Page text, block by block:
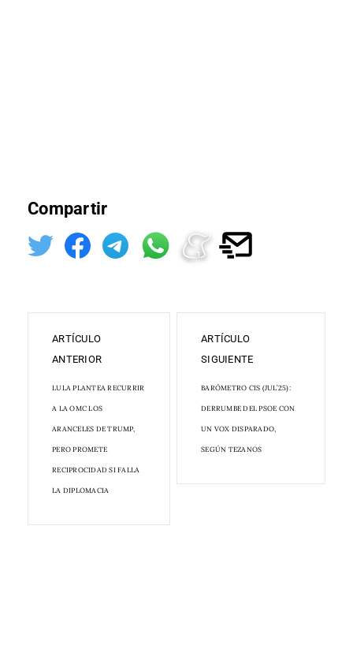
Compartir
ARTÍCULO
ANTERIOR
LULA PLANTEA RECURRIR
A LA OMC LOS
ARANCELES DE TRUMP,
PERO PROMETE
RECIPROCIDAD SI FALLA
LA DIPLOMACIA
ARTÍCULO
SIGUIENTE
BARÓMETRO CIS (JUL’25):
DERRUMBE DEL PSOE CON
UN VOX DISPARADO,
SEGÚN TEZANOS